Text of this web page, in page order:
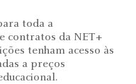
toda a
contratos da NET+
tenham acesso às
a preços